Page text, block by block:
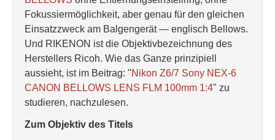
Fokussiermöglichkeit, aber genau für den gleichen
Einsatzzweck am Balgengerät — englisch Bellows.
Und RIKENON ist die Objektivbezeichnung des
Herstellers Ricoh. Wie das Ganze prinzipiell
aussieht, ist im Beitrag: "Nikon Z6/7 Sony NEX-6
CANON BELLOWS LENS FLM 100mm 1:4" zu
studieren, nachzulesen.
Zum Objektiv des Titels